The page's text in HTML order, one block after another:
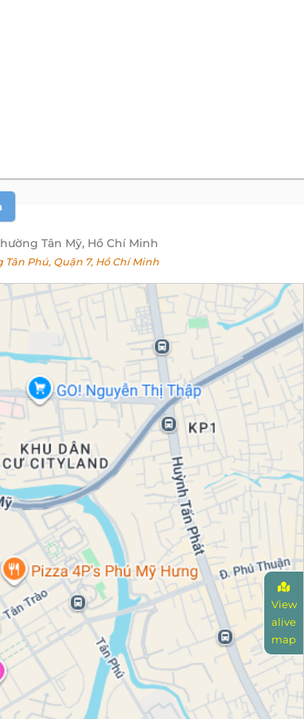
Tân Mỹ, Hồ Chí Minh
Phú, Quận 7, Hồ Chí Minh
View
alive
map